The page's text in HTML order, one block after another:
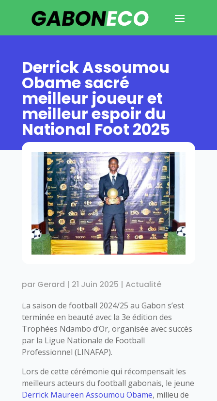
Derrick Assoumou
Obame sacré
meilleur joueur et
meilleur espoir du
National Foot 2025
par Gerard | 21 Juin 2025 | Actualité
La saison de football 2024/25 au Gabon s’est
terminée en beauté avec la 3e édition des
Trophées Ndambo d’Or, organisée avec succès
par la Ligue Nationale de Football
Professionnel (LINAFAP).
Lors de cette cérémonie qui récompensait les
meilleurs acteurs du football gabonais, le jeune
Derrick Maureen Assoumou Obame, milieu de